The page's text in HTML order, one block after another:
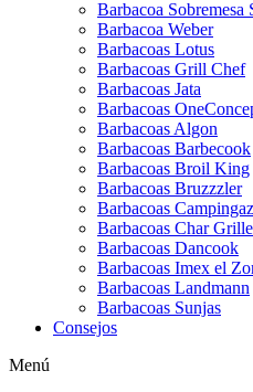
Barbacoa Sobremesa
Barbacoa Weber
Barbacoas Lotus
Barbacoas Grill Chef
Barbacoas Jata
Barbacoas
Barbacoas Algon
Barbacoas Barbecook
Barbacoas Broil King
Barbacoas Bruzzzler
Barbacoas Campingaz
Barbacoas Char
Barbacoas Dancook
Barbacoas Imex el
Barbacoas Landmann
Barbacoas Sunjas
Consejos
Menú